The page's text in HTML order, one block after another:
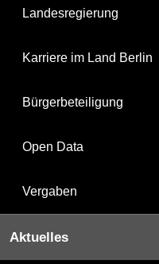
Landesregierung
Karriere im Land Berlin
Bürgerbeteiligung
Open Data
Vergaben
Aktuelles